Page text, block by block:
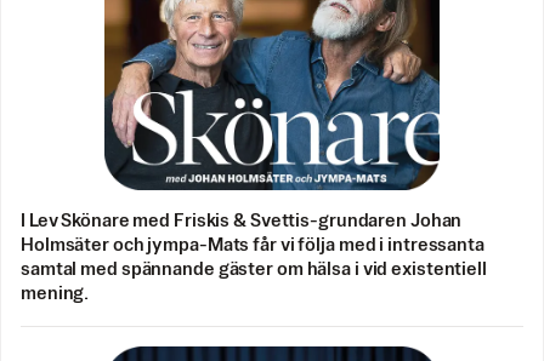
I Lev Skönare med Friskis & Svettis-grundaren Johan
Holmsäter och jympa-Mats får vi följa med i intressanta
samtal med spännande gäster om hälsa i vid existentiell
mening.